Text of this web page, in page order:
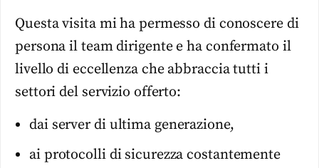
Questa visita mi ha permesso di conoscere di
persona il team dirigente e ha confermato il
livello di eccellenza che abbraccia tutti i
settori del servizio offerto:
dai server di ultima generazione,
ai protocolli di sicurezza costantemente